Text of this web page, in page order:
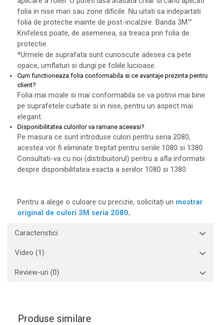
folia in nise mari sau zone dificile. Nu uitati sa indepartati
folia de protectie inainte de post-incalzire. Banda 3M™
Knifeless poate, de asemenea, sa treaca prin folia de
protectie.
*Urmele de suprafata sunt cunoscute adesea ca pete
opace, umflaturi si dungi pe foliile lucioase.
Cum functioneaza folia conformabila si ce avantaje prezinta pentru
client?
Folia mai moale si mai conformabila se va potrivi mai bine
pe suprafetele curbate si in nise, pentru un aspect mai
elegant.
Disponibilitatea culorilor va ramane aceeasi?
Pe masura ce sunt introduse culori pentru seria 2080,
acestea vor fi eliminate treptat pentru seriile 1080 si 1380.
Consultati-va cu noi (distribuitorul) pentru a afla informatii
despre disponibilitatea exacta a seriilor 1080 si 1380.
Pentru a alege o culoare cu precizie, solicitați un mostrar
original de culori 3M seria 2080.
Caracteristici
Video (1)
Review-uri (0)
Produse similare